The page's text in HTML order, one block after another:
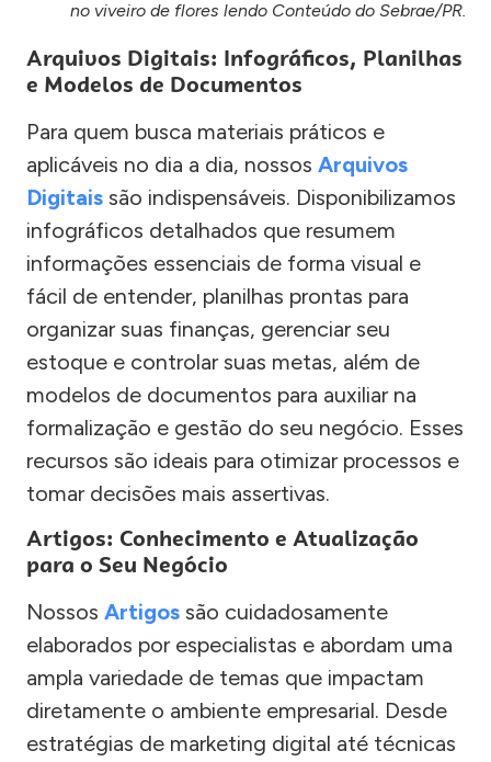
no viveiro de flores lendo Conteúdo do Sebrae/PR.
Arquivos Digitais: Infográficos, Planilhas
e Modelos de Documentos
Para quem busca materiais práticos e
aplicáveis no dia a dia, nossos Arquivos
Digitais são indispensáveis. Disponibilizamos
infográficos detalhados que resumem
informações essenciais de forma visual e
fácil de entender, planilhas prontas para
organizar suas finanças, gerenciar seu
estoque e controlar suas metas, além de
modelos de documentos para auxiliar na
formalização e gestão do seu negócio. Esses
recursos são ideais para otimizar processos e
tomar decisões mais assertivas.
Artigos: Conhecimento e Atualização
para o Seu Negócio
Nossos Artigos são cuidadosamente
elaborados por especialistas e abordam uma
ampla variedade de temas que impactam
diretamente o ambiente empresarial. Desde
estratégias de marketing digital até técnicas